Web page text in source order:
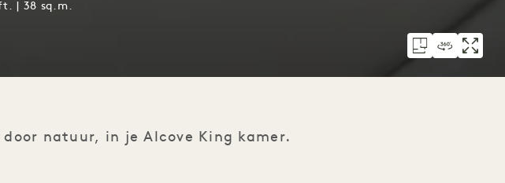
| 38 sq.m.
natuur, in je Alcove King kamer.